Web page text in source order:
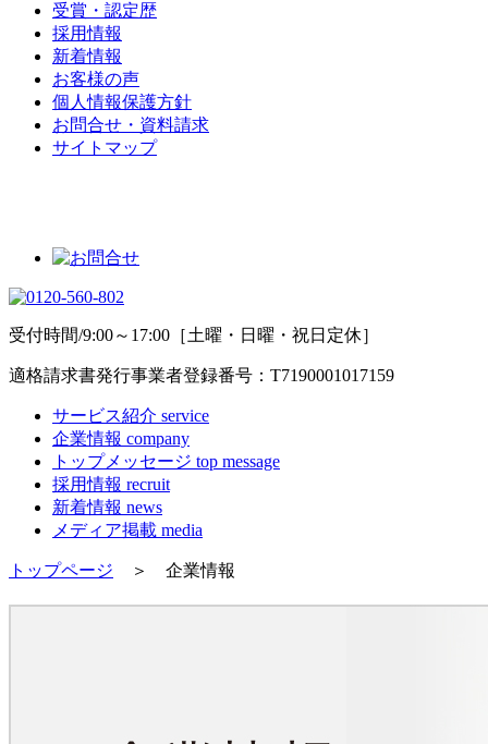
受賞・認定歴
採用情報
新着情報
お客様の声
個人情報保護方針
お問合せ・資料請求
サイトマップ
受付時間/9:00～17:00［土曜・日曜・祝日定休］
適格請求書発行事業者登録番号：T7190001017159
サービス紹介 service
企業情報 company
トップメッセージ top message
採用情報 recruit
新着情報 news
メディア掲載 media
トップページ ＞ 企業情報